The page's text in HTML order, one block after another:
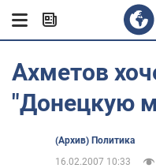
Ахметов
"Донецкую
(Архив) Политика
16.02.2007 10:33